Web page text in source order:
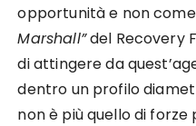
opportunità e non
Marshall”del Recovery
di attingere da
dentro un profilo
non è più quello di